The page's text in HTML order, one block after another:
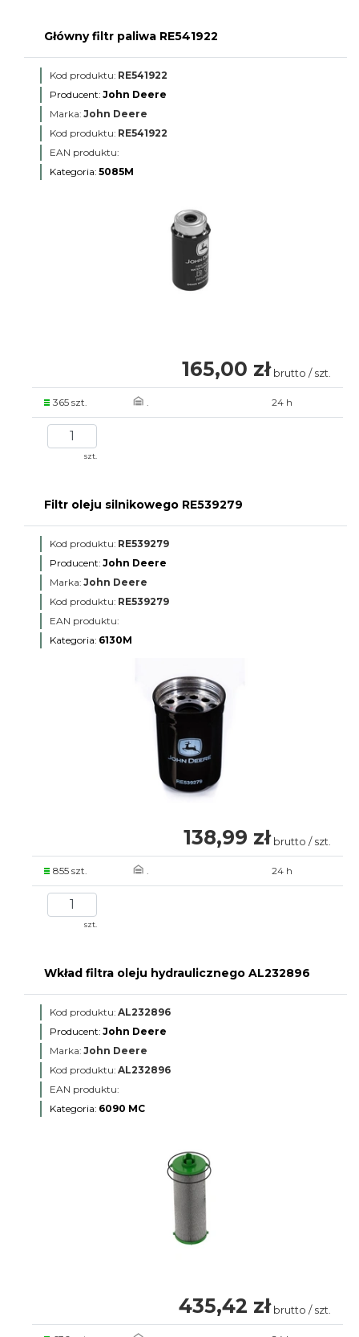
Główny filtr paliwa RE541922
Kod produktu: RE541922
Producent: John Deere
Marka: John Deere
Kod produktu: RE541922
EAN produktu:
Kategoria: 5085M
165,00 zł brutto / szt.
365 szt. . 24 h
szt.
Filtr oleju silnikowego RE539279
Kod produktu: RE539279
Producent: John Deere
Marka: John Deere
Kod produktu: RE539279
EAN produktu:
Kategoria: 6130M
138,99 zł brutto / szt.
855 szt. . 24 h
szt.
Wkład filtra oleju hydraulicznego AL232896
Kod produktu: AL232896
Producent: John Deere
Marka: John Deere
Kod produktu: AL232896
EAN produktu:
Kategoria: 6090 MC
435,42 zł brutto / szt.